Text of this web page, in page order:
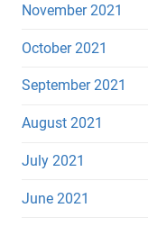
November 2021
October 2021
September 2021
August 2021
July 2021
June 2021